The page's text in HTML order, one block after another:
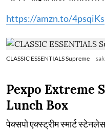
https://amzn.to/4psqiKs
CLASSIC ESSENTIALS Supreme
Pexpo Extreme
Lunch Box
पेक्सपो एक्स्ट्रीम स्मार्ट